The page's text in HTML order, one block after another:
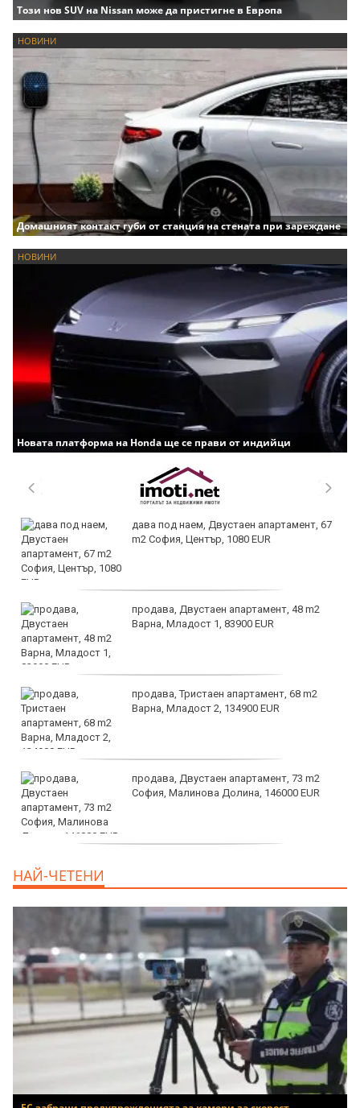
Този нов SUV на Nissan може да пристигне в Европа
НОВИНИ
Домашният контакт губи от станция на стената при зареждане
НОВИНИ
Новата платформа на Honda ще се прави от индийци
дава под наем, Двустаен апартамент, 67
m2 София, Център, 1080 EUR
продава, Двустаен апартамент, 48 m2
Варна, Младост 1, 83900 EUR
продава, Тристаен апартамент, 68 m2
Варна, Младост 2, 134900 EUR
продава, Двустаен апартамент, 73 m2
София, Малинова Долина, 146000 EUR
НАЙ-ЧЕТЕНИ